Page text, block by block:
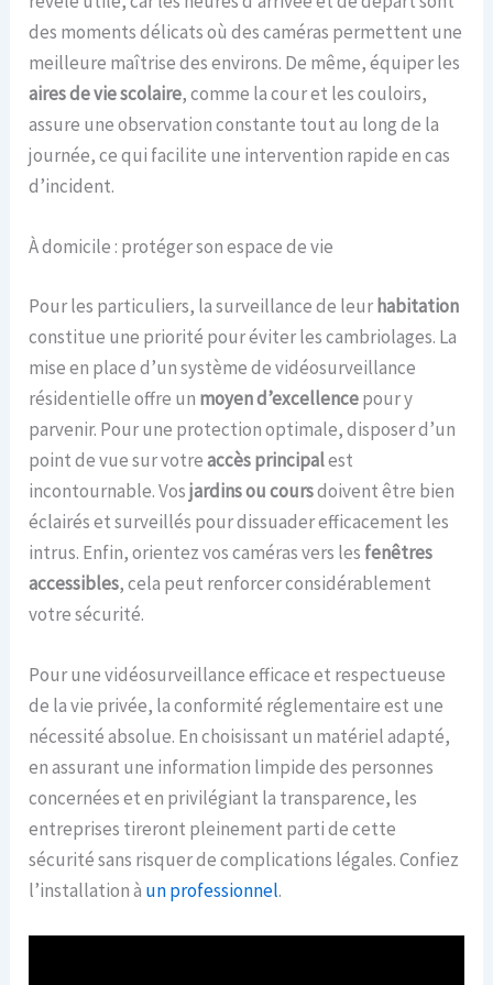
des moments délicats où des caméras permettent une
meilleure maîtrise des environs. De même, équiper les
aires de vie scolaire, comme la cour et les couloirs,
assure une observation constante tout au long de la
journée, ce qui facilite une intervention rapide en cas
d’incident.
À domicile : protéger son espace de vie
Pour les particuliers, la surveillance de leurhabitation
constitue une priorité pour éviter les cambriolages. La
mise en place d’un système de vidéosurveillance
résidentielle offre un moyen d’excellencepour y
parvenir. Pour une protection optimale, disposer d’un
point de vue sur votreaccès principalest
incontournable. Vosjardins ou coursdoivent être bien
éclairés et surveillés pour dissuader efficacement les
intrus. Enfin, orientez vos caméras vers les fenêtres
accessibles, cela peut renforcer considérablement
votre sécurité.
Pour une vidéosurveillance efficace et respectueuse
de la vie privée, la conformité réglementaire est une
nécessité absolue. En choisissant un matériel adapté,
en assurant une information limpide des personnes
concernées et en privilégiant la transparence, les
entreprises tireront pleinement parti de cette
sécurité sans risquer de complications légales. Confiez
l’installation à un professionnel.